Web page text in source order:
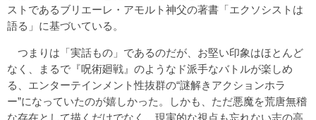
ストであるブリエーレ・アモルト神父の著書「エクソシストは
語る」に基づいている。
つまりは「実話もの」であるのだが、お堅い印象はほとんど
なく、まるで『呪術廻戦』のようなド派手なバトルが楽しめ
る、エンターテインメント性抜群の“謎解きアクションホラ
ー”になっていたのが嬉しかった。しかも、ただ悪魔を荒唐無稽
な存在として描くだけでなく、現実的な視点も忘れない志の高